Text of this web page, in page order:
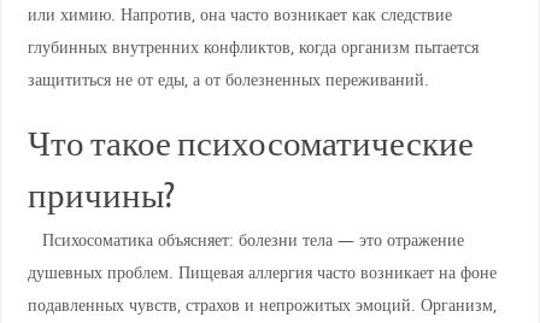
или химию. Напротив, она часто возникает как следствие
глубинных внутренних конфликтов, когда организм пытается
защититься не от еды, а от болезненных переживаний.
Что такое психосоматические
причины?
Психосоматика объясняет: болезни тела — это отражение
душевных проблем. Пищевая аллергия часто возникает на фоне
подавленных чувств, страхов и непрожитых эмоций. Организм,